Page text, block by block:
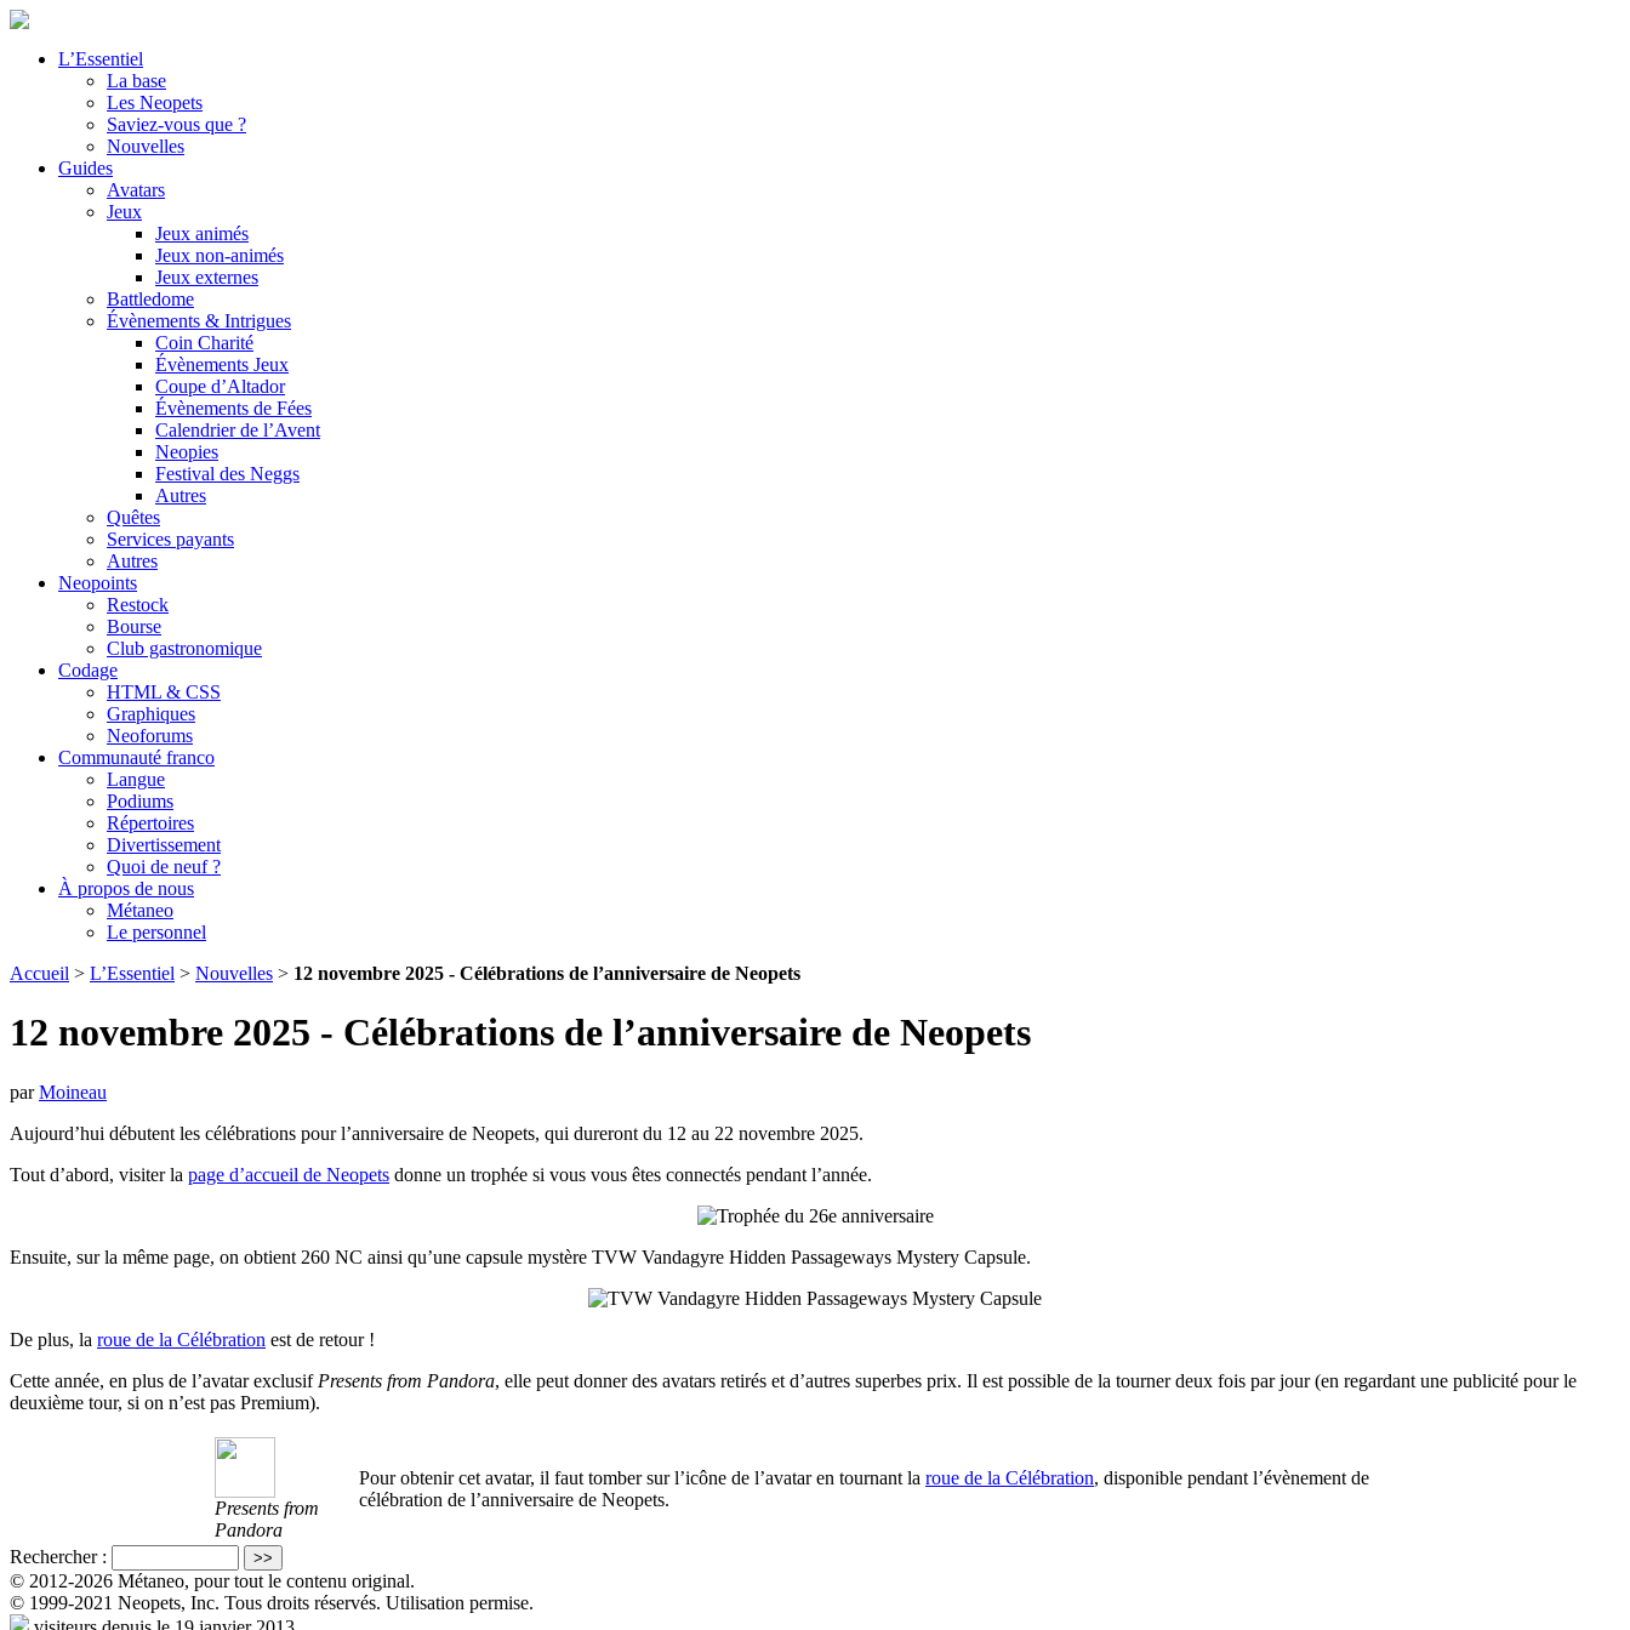
L’Essentiel
La base
Les Neopets
Saviez-vous que ?
Nouvelles
Guides
Avatars
Jeux
Jeux animés
Jeux non-animés
Jeux externes
Battledome
Évènements & Intrigues
Coin Charité
Évènements Jeux
Coupe d’Altador
Évènements de Fées
Calendrier de l’Avent
Neopies
Festival des Neggs
Autres
Quêtes
Services payants
Autres
Neopoints
Restock
Bourse
Club gastronomique
Codage
HTML & CSS
Graphiques
Neoforums
Communauté franco
Langue
Podiums
Répertoires
Divertissement
Quoi de neuf ?
À propos de nous
Métaneo
Le personnel
Accueil > L’Essentiel > Nouvelles > 12 novembre 2025 - Célébrations de l’anniversaire de Neopets
12 novembre 2025 - Célébrations de l’anniversaire de Neopets
parMoineau
Aujourd’hui débutent les célébrations pour l’anniversaire de Neopets, qui dureront du 12 au 22 novembre 2025.
Tout d’abord, visiter la page d’accueil de Neopets donne un trophée si vous vous êtes connectés pendant l’année.
Ensuite, sur la même page, on obtient 260 NC ainsi qu’une capsule mystère TVW Vandagyre Hidden Passageways Mystery Capsule.
De plus, la roue de la Célébration est de retour !
Cette année, en plus de l’avatar exclusif Presents from Pandora, elle peut donner des avatars retirés et d’autres superbes prix. Il est possible de la tourner deux fois par jour (en regardant une publicité pour le
deuxième tour, si on n’est pas Premium).
Presents from
Pandora
Pour obtenir cet avatar, il faut tomber sur l’icône de l’avatar en tournant la roue de la Célébration, disponible pendant l’évènement de
célébration de l’anniversaire de Neopets.
Rechercher :
© 2012-2026 Métaneo, pour tout le contenu original.
© 1999-2021 Neopets, Inc. Tous droits réservés. Utilisation permise.